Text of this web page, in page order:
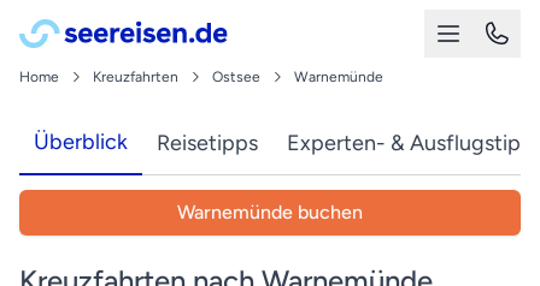
Home Kreuzfahrten Ostsee Warnemünde
Überblick Reisetipps Experten- &
Warnemünde buchen